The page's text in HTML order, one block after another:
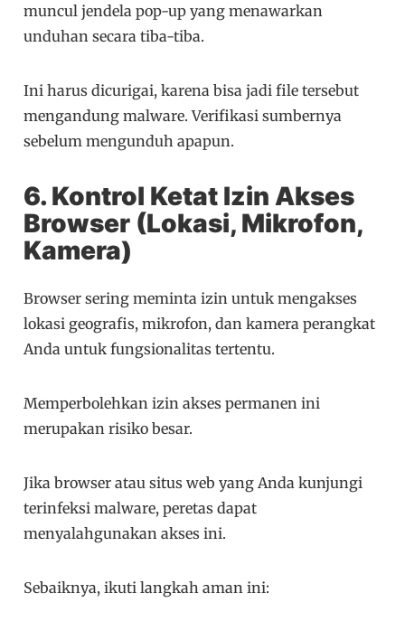
muncul jendela pop-up yang menawarkan
unduhan secara tiba-tiba.
Ini harus dicurigai, karena bisa jadi file tersebut
mengandung malware. Verifikasi sumbernya
sebelum mengunduh apapun.
6. Kontrol Ketat Izin Akses
Browser (Lokasi, Mikrofon,
Kamera)
Browser sering meminta izin untuk mengakses
lokasi geografis, mikrofon, dan kamera perangkat
Anda untuk fungsionalitas tertentu.
Memperbolehkan izin akses permanen ini
merupakan risiko besar.
Jika browser atau situs web yang Anda kunjungi
terinfeksi malware, peretas dapat
menyalahgunakan akses ini.
Sebaiknya, ikuti langkah aman ini: